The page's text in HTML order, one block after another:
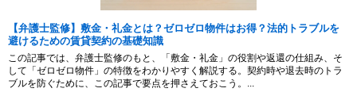
【弁護士監修】敷金・礼金とは？ゼロゼロ物件はお得？法的トラブルを
避けるための賃貸契約の基礎知識
この記事では、弁護士監修のもと、「敷金・礼金」の役割や返還の仕組み、そ
して「ゼロゼロ物件」の特徴をわかりやすく解説する。契約時や退去時のトラ
ブルを防ぐために、この記事で要点を押さえておこう。...